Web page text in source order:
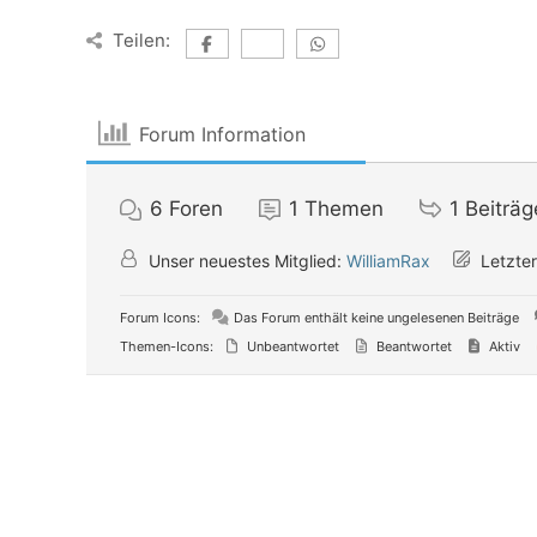
Teilen:
Forum Information
6 Foren 1 Themen 1
Unser neuestes Mitglied: WilliamRax
Forum Icons: Das Forum enthält keine ungelesenen Beiträge
Themen-Icons:
Unbeantwortet Beantwortet Aktiv